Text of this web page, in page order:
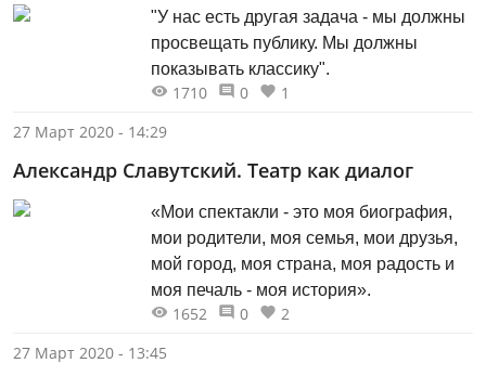
"У нас есть другая задача - мы должны
просвещать публику. Мы должны
показывать классику".
1710 0
1
27 Март 2020 - 14:29
Александр Славутский. Театр как диалог
«Мои спектакли - это моя биография,
мои родители, моя семья, мои друзья,
мой город, моя страна, моя радость и
моя печаль - моя история».
1652 0
2
27 Март 2020 - 13:45